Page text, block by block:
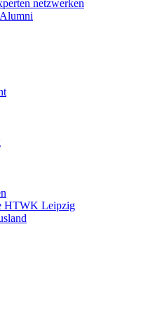
netzwerken
HTWK Leipzig